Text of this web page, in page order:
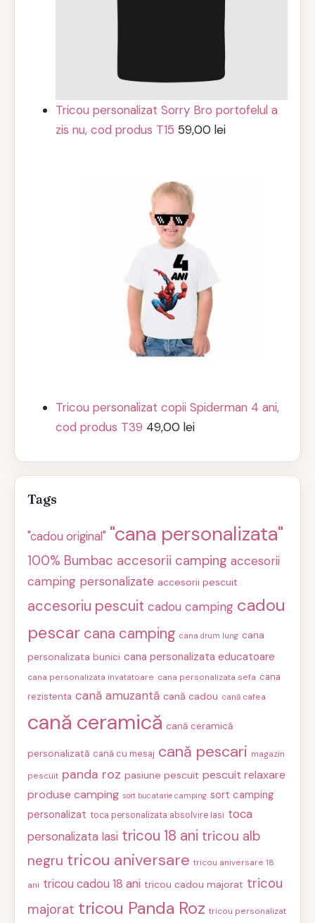
Tricou personalizat Sorry Bro portofelul a
zis nu, cod produs T15 59,00lei
Tricou personalizat copii Spiderman 4 ani,
cod produs T39 49,00lei
Tags
"cadou original" "cana personalizata"
100% Bumbac accesorii camping accesorii
camping personalizate accesorii pescuit
accesoriu pescuit cadou camping cadou
pescar cana camping cana drum lung cana
personalizata bunici cana personalizata educatoare
cana personalizata invatatoare cana personalizata sefa cana
rezistenta cană amuzantă cană cadou cană cafea
cană ceramică cană ceramică
personalizată cană cu mesaj cană pescari magazin
pescuit panda roz pasiune pescuit pescuit relaxare
produse camping sort bucatarie camping sort camping
personalizat toca personalizata absolvire Iasi toca
personalizata Iasi tricou 18 ani tricou alb
negru tricou aniversare tricou aniversare 18
ani tricou cadou 18 ani tricou cadou majorat tricou
majorat tricou Panda Roz tricou personalizat